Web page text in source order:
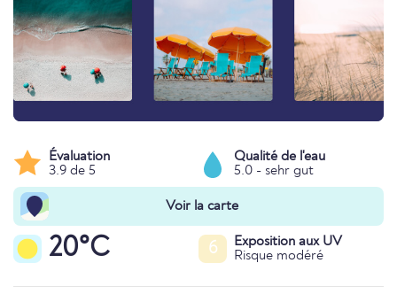
Évaluation
3.9 de 5
Qualité de l'eau
5.0 - sehr gut
Voir la carte
20°C 6
Exposition aux UV
Risque modéré